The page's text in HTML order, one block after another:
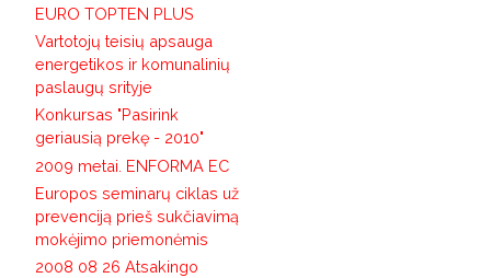
EURO TOPTEN PLUS
Vartotojų teisių apsauga
energetikos ir komunalinių
paslaugų srityje
Konkursas "Pasirink
geriausią prekę - 2010"
2009 metai. ENFORMA EC
Europos seminarų ciklas už
prevenciją prieš sukčiavimą
mokėjimo priemonėmis
2008 08 26 Atsakingo